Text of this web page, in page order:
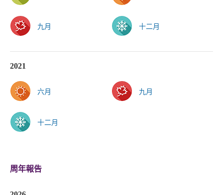
九月 十二月
2021
六月 九月
十二月
周年報告